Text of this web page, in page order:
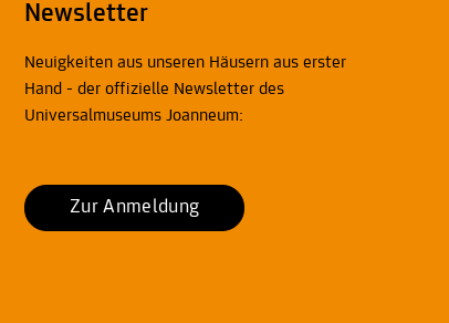
Newsletter
Neuigkeiten aus unseren Häusern aus erster
Hand - der offizielle Newsletter des
Universalmuseums Joanneum:
Zur Anmeldung